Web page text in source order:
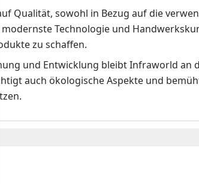
Qualität, sowohl in Bezug auf die
Technologie und
zu schaffen.
und Entwicklung bleibt Infraworld an
auch ökologische Aspekte und